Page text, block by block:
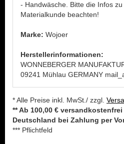
- Handwäsche. Bitte die Infos
Materialkunde beachten!
Marke: Wojoer
Herstellerinformationen:
WONNEBERGER
09241 Mühlau GERMANY
* Alle Preise inkl. MwSt./ zzgl.
** Ab 100,00 €
Deutschland bei Zahlung per
*** Pflichtfeld